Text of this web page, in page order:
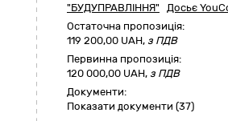
"БУДУПРАВЛІННЯ" Досьє
Остаточна пропозиція:
119 200,00 UAH, з ПДВ
Первинна пропозиція:
120 000,00 UAH, з ПДВ
Документи:
Показати документи (37)